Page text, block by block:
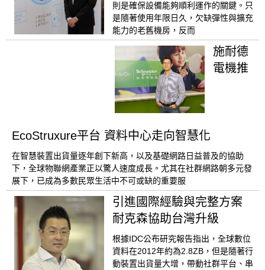
則是確保設備能夠順利運作的關鍵。只
是隨著使用年限日久，欠缺彈性與擴充
能力的老舊機房，反而
施耐德
電機推
EcoStruxure平台 資料中心走向智慧化
在智慧裝置出貨量逐年創下新高，以及基礎網路日益普及的協助
下，全球物聯網產業正以驚人速度成長。尤其在社群網路朝多元發
展下，已成為多數民眾生活中不可或缺的重要服
引進國際經驗與完整方案
耐克森協助台灣升級
根據IDC公布研究報告指出，全球數位
資料在2012年約為2.8ZB，但是隨著行
動裝置出貨量大增，帶動社群平台、串